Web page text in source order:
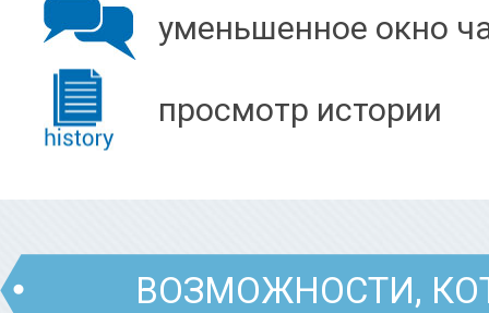
уменьшенное окно
просмотр истории
ВОЗМОЖНОСТИ,